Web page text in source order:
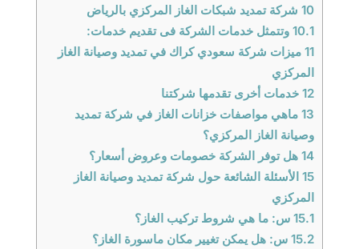
10شركة تمديد شبكات الغاز المركزي بالرياض
10.1وتتمثل خدمات الشركة فى تقديم خدمات:
11ميزات شركة سعودي كراك في تمديد وصيانة الغاز
المركزي
12خدمات أخرى تقدمها شركتنا
13ماهي مواصفات خزانات الغاز في شركة تمديد
وصيانة الغاز المركزي؟
14هل توفر الشركة خصومات وعروض أسعار؟
15الأسئلة الشائعة حول شركة تمديد وصيانة الغاز
المركزي
15.1س: ما هي شروط تركيب الغاز؟
15.2س: هل يمكن تغيير مكان ماسورة الغاز؟